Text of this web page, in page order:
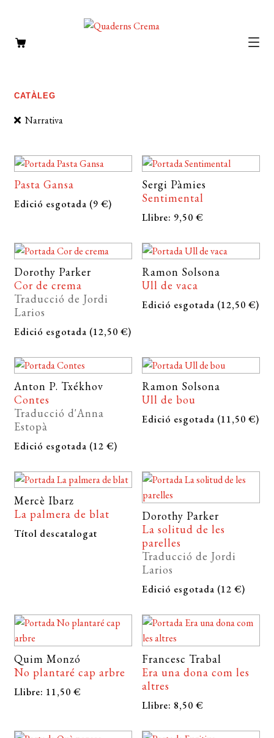
MISCEL·LÀNIA
AUTORS
NOTÍCIES
L’EDITORIAL
FOREIGN RIGHTS
DISTRIBUCIÓ
CONTACTE
EL MEU COMPTE
CERCAR
CATÀLEG
Narrativa
Pasta Gansa
Edició esgotada (9 €)
Sergi Pàmies
Sentimental
Llibre: 9,50 €
Dorothy Parker
Cor de crema
Traducció de Jordi
Larios
Edició esgotada (12,50 €)
Ramon Solsona
Ull de vaca
Edició esgotada (12,50 €)
Anton P. Txékhov
Contes
Traducció d'Anna
Estopà
Edició esgotada (12 €)
Ramon Solsona
Ull de bou
Edició esgotada (11,50 €)
Mercè Ibarz
La palmera de blat
Títol descatalogat
Dorothy Parker
La solitud de les
parelles
Traducció de Jordi
Larios
Edició esgotada (12 €)
Quim Monzó
No plantaré cap arbre
Llibre: 11,50 €
Francesc Trabal
Era una dona com les
altres
Llibre: 8,50 €